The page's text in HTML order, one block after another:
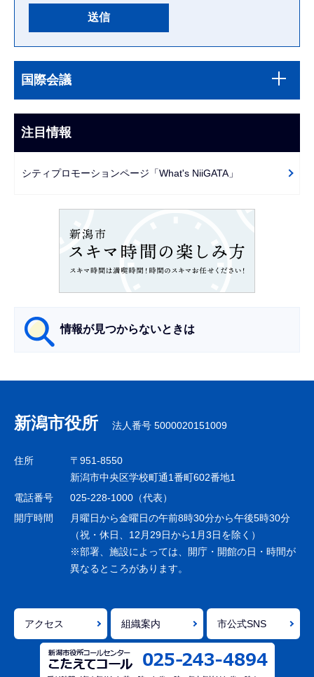
文
こ
ま
で
ブ
ビ
ー
国際会議
注目情報
シティプロモーションページ「What's NiiGATA」
情報が見つからないときは
ナ
ビ
ゲ
シ
ョ
で
新潟市役所 法人番号 5000020151009
住所
〒951-8550
新潟市中央区学校町通1番町602番地1
電話番号
025-228-1000（代表）
開庁時間
月曜日から金曜日の午前8時30分から午後5時30分
（祝・休日、12月29日から1月3日を除く）
※部署、施設によっては、開庁・開館の日・時間が
異なるところがあります。
アクセス 組織案内 市公式SNS